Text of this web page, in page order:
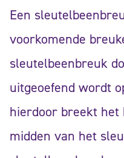
Een
voorkomende
sleutelbeenbreuk
uitgeoefend wordt
hierdoor breekt
midden van het